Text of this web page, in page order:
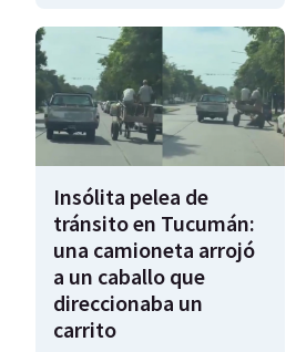
Insólita pelea de
tránsito en Tucumán:
una camioneta arrojó
a un caballo que
direccionaba un
carrito